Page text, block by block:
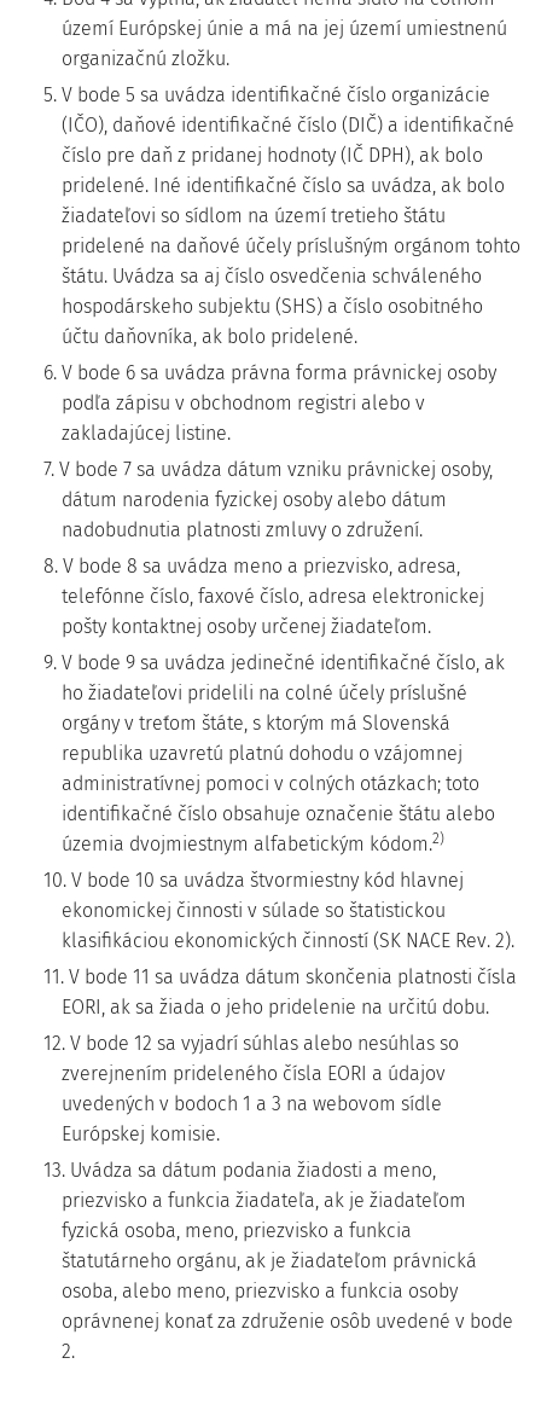
území Európskej únie a má na jej území umiestnenú
organizačnú zložku.
5. V bode 5 sa uvádza identifikačné číslo organizácie
(IČO), daňové identifikačné číslo (DIČ) a identifikačné
číslo pre daň z pridanej hodnoty (IČ DPH), ak bolo
pridelené. Iné identifikačné číslo sa uvádza, ak bolo
žiadateľovi so sídlom na území tretieho štátu
pridelené na daňové účely príslušným orgánom tohto
štátu. Uvádza sa aj číslo osvedčenia schváleného
hospodárskeho subjektu (SHS) a číslo osobitného
účtu daňovníka, ak bolo pridelené.
6. V bode 6 sa uvádza právna forma právnickej osoby
podľa zápisu v obchodnom registri alebo v
zakladajúcej listine.
7. V bode 7 sa uvádza dátum vzniku právnickej osoby,
dátum narodenia fyzickej osoby alebo dátum
nadobudnutia platnosti zmluvy o združení.
8. V bode 8 sa uvádza meno a priezvisko, adresa,
telefónne číslo, faxové číslo, adresa elektronickej
pošty kontaktnej osoby určenej žiadateľom.
9. V bode 9 sa uvádza jedinečné identifikačné číslo, ak
ho žiadateľovi pridelili na colné účely príslušné
orgány v treťom štáte, s ktorým má Slovenská
republika uzavretú platnú dohodu o vzájomnej
administratívnej pomoci v colných otázkach; toto
identifikačné číslo obsahuje označenie štátu alebo
územia dvojmiestnym alfabetickým kódom.2)
10. V bode 10 sa uvádza štvormiestny kód hlavnej
ekonomickej činnosti v súlade so štatistickou
klasifikáciou ekonomických činností (SK NACE Rev. 2).
11. V bode 11 sa uvádza dátum skončenia platnosti čísla
EORI, ak sa žiada o jeho pridelenie na určitú dobu.
12. V bode 12 sa vyjadrí súhlas alebo nesúhlas so
zverejnením prideleného čísla EORI a údajov
uvedených v bodoch 1 a 3 na webovom sídle
Európskej komisie.
13. Uvádza sa dátum podania žiadosti a meno,
priezvisko a funkcia žiadateľa, ak je žiadateľom
fyzická osoba, meno, priezvisko a funkcia
štatutárneho orgánu, ak je žiadateľom právnická
osoba, alebo meno, priezvisko a funkcia osoby
oprávnenej konať za združenie osôb uvedené v bode
2.